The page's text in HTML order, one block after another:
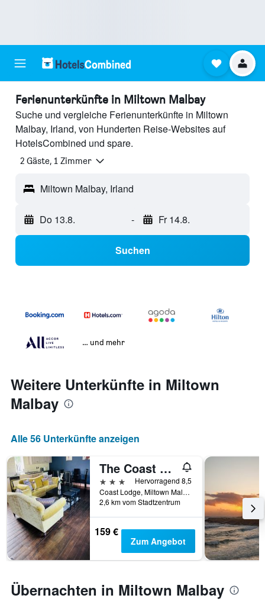
Ferienunterkünfte in Miltown Malbay
Suche und vergleiche Ferienunterkünfte in Miltown
Malbay, Irland, von Hunderten Reise-Websites auf
HotelsCombined und spare.
2 Gäste, 1 Zimmer
Miltown Malbay, Irland
Do 13.8. - Fr 14.8.
Suchen
… und mehr
Weitere Unterkünfte in Miltown
Malbay
Alle 56 Unterkünfte anzeigen
The Coast Lodge
3 Sterne
Hervorragend 8,5
Coast Lodge, Miltown Malbay, Irland
2,6 km vom Stadtzentrum
159 €
Zum Angebot
Übernachten in Miltown Malbay